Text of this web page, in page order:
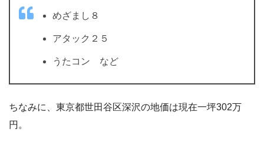
めざまし８
アタック２５
うたコン など
ちなみに、東京都世田谷区深沢の地価は現在一坪302万
円。